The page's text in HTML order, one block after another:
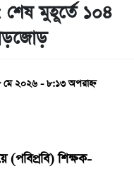
শেষ মুহূর্তে ১০৪
মে ২০২৬ - ৮:১৩ অপরাহ্ন
(পবিপ্রবি) শিক্ষক-